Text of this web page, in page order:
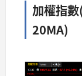
加權指
20MA)​​​​